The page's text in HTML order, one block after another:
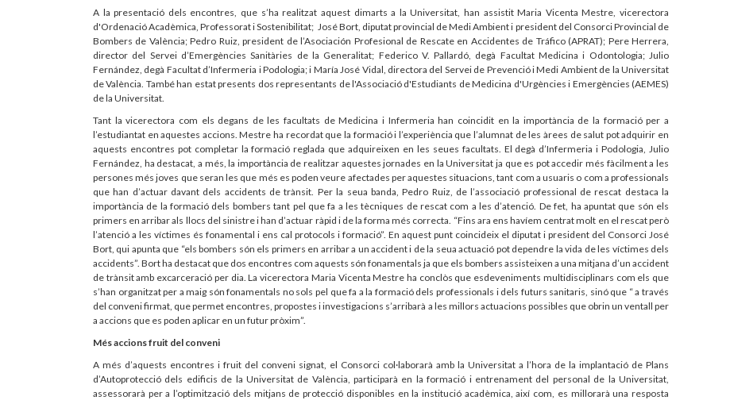
A la presentació dels encontres, que s’ha realitzat aquest dimarts a la Universitat, han assistit Maria Vicenta Mestre, vicerectora
d'Ordenació Acadèmica, Professorat i Sostenibilitat; José Bort, diputat provincial de Medi Ambient i president del Consorci Provincial de
Bombers de València; Pedro Ruiz, president de l’Asociación Profesional de Rescate en Accidentes de Tráfico (APRAT); Pere Herrera,
director del Servei d’Emergències Sanitàries de la Generalitat; Federico V. Pallardó, degà Facultat Medicina i Odontologia; Julio
Fernández, degà Facultat d’Infermeria i Podologia; i María José Vidal, directora del Servei de Prevenció i Medi Ambient de la Universitat
de València. També han estat presents dos representants de l'Associació d'Estudiants de Medicina d'Urgències i Emergències (AEMES)
de la Universitat.
Tant la vicerectora com els degans de les facultats de Medicina i Infermeria han coincidit en la importància de la formació per a
l’estudiantat en aquestes accions. Mestre ha recordat que la formació i l’experiència que l’alumnat de les àrees de salut pot adquirir en
aquests encontres pot completar la formació reglada que adquireixen en les seues facultats. El degà d’Infermeria i Podologia, Julio
Fernández, ha destacat, a més, la importància de realitzar aquestes jornades en la Universitat ja que es pot accedir més fàcilment a les
persones més joves que seran les que més es poden veure afectades per aquestes situacions, tant com a usuaris o com a professionals
que han d’actuar davant dels accidents de trànsit. Per la seua banda, Pedro Ruiz, de l’associació professional de rescat destaca la
importància de la formació dels bombers tant pel que fa a les tècniques de rescat com a les d’atenció. De fet, ha apuntat que són els
primers en arribar als llocs del sinistre i han d’actuar ràpid i de la forma més correcta. “Fins ara ens havíem centrat molt en el rescat però
l’atenció a les víctimes és fonamental i ens cal protocols i formació”. En aquest punt coincideix el diputat i president del Consorci José
Bort, qui apunta que “els bombers són els primers en arribar a un accident i de la seua actuació pot dependre la vida de les víctimes dels
accidents”. Bort ha destacat que dos encontres com aquests són fonamentals ja que els bombers assisteixen a una mitjana d’un accident
de trànsit amb excarceració per dia. La vicerectora Maria Vicenta Mestre ha conclòs que esdeveniments multidisciplinars com els que
s’han organitzat per a maig són fonamentals no sols pel que fa a la formació dels professionals i dels futurs sanitaris, sinó que “ a través
del conveni firmat, que permet encontres, propostes i investigacions s’arribarà a les millors actuacions possibles que obrin un ventall per
a accions que es poden aplicar en un futur pròxim”.
Més accions fruit del conveni
A més d’aquests encontres i fruit del conveni signat, el Consorci col·laborarà amb la Universitat a l’hora de la implantació de Plans
d’Autoprotecció dels edificis de la Universitat de València, participarà en la formació i entrenament del personal de la Universitat,
assessorarà per a l’optimització dels mitjans de protecció disponibles en la institució acadèmica, així com, es millorarà una resposta